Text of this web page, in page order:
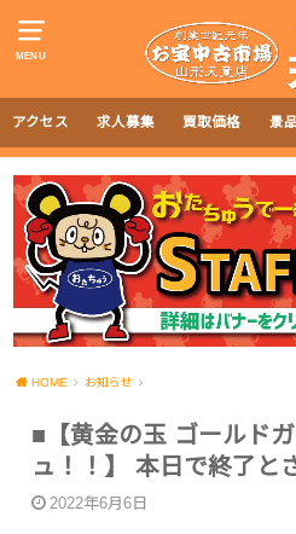
MENU
アクセス 求人募集 買取価格 景
HOME お知らせ
■【黄金の玉 ゴールド
ュ！！】 本日で終了と
2022年6月6日